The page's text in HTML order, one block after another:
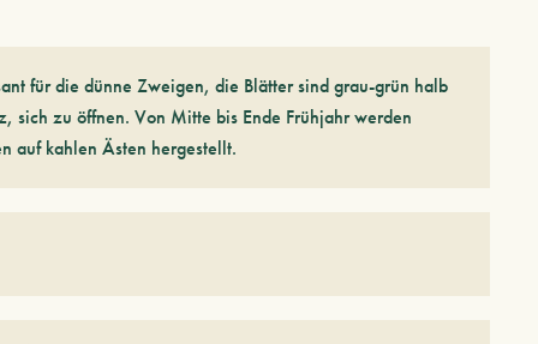
für die dünne Zweigen, die Blätter sind grau-grün halb
sich zu öffnen. Von Mitte bis Ende Frühjahr werden
auf kahlen Ästen hergestellt.